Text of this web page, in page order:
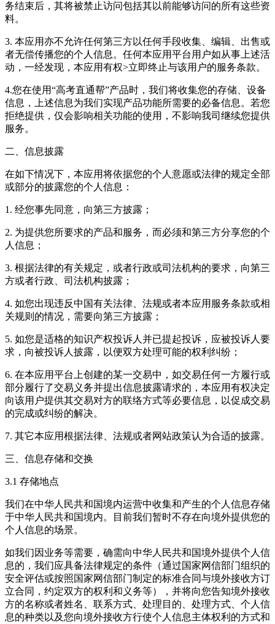
务结束后，其将被禁止访问包括其以前能够访问的所有这些资
料。
3. 本应用亦不允许任何第三方以任何手段收集、编辑、出售或
者无偿传播您的个人信息。任何本应用平台用户如从事上述活
动，一经发现，本应用有权>立即终止与该用户的服务条款。
4.您在使用“高考直通帮”产品时，我们将收集您的存储、设备
信息，上述信息为我们实现产品功能所需要的必备信息。若您
拒绝提供，仅会影响相关功能的使用，不影响我司继续您提供
服务。
二、信息披露
在如下情况下，本应用将依据您的个人意愿或法律的规定全部
或部分的披露您的个人信息：
1. 经您事先同意，向第三方披露；
2. 为提供您所要求的产品和服务，而必须和第三方分享您的个
人信息；
3. 根据法律的有关规定，或者行政或司法机构的要求，向第三
方或者行政、司法机构披露；
4. 如您出现违反中国有关法律、法规或者本应用服务条款或相
关规则的情况，需要向第三方披露；
5. 如您是适格的知识产权投诉人并已提起投诉，应被投诉人要
求，向被投诉人披露，以便双方处理可能的权利纠纷；
6. 在本应用平台上创建的某一交易中，如交易任何一方履行或
部分履行了交易义务并提出信息披露请求的，本应用有权决定
向该用户提供其交易对方的联络方式等必要信息，以促成交易
的完成或纠纷的解决。
7. 其它本应用根据法律、法规或者网站政策认为合适的披露。
三、信息存储和交换
3.1 存储地点
我们在中华人民共和国境内运营中收集和产生的个人信息存储
于中华人民共和国境内。目前我们暂时不存在向境外提供您的
个人信息的场景。
如我们因业务等需要，确需向中华人民共和国境外提供个人信
息的，我们应具备法律规定的条件（通过国家网信部门组织的
安全评估或按照国家网信部门制定的标准合同与境外接收方订
立合同，约定双方的权利和义务等），并将向您告知境外接收
方的名称或者姓名、联系方式、处理目的、处理方式、个人信
息的种类以及您向境外接收方行使个人信息主体权利的方式和